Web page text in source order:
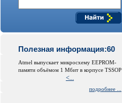
Полезная информация:60
Atmel выпускает микросхему EEPROM-
памяти объёмом 1 Мбит в корпусе TSSOP
<...
подробнее ...